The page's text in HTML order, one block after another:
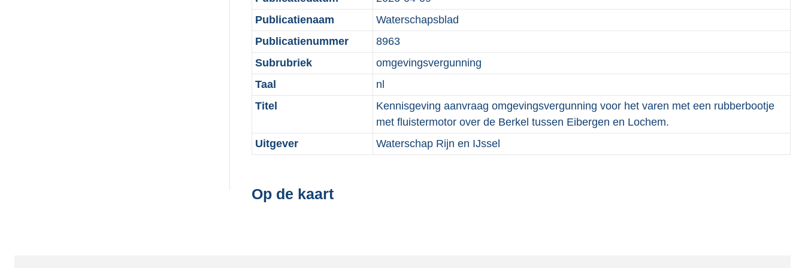
Publicatienaam
Waterschapsblad
Publicatienummer
8963
Subrubriek
omgevingsvergunning
Taal
nl
Titel
Kennisgeving aanvraag omgevingsvergunning voor het varen met een rubberbootje
met fluistermotor over de Berkel tussen Eibergen en Lochem.
Uitgever
Waterschap Rijn en IJssel
Op de kaart